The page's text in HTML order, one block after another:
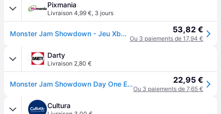
Pixmania
Livraison 4,99 €, 3 jours
Monster Jam Showdown - Jeu Xbox Series X et Xbox One - Day One Edition - Neuf 53,82 €
Ou 3 paiements de 17,94 €
Darty
Livraison 2,80 €
Monster Jam Showdown Day One Edition Xbox 22,95 €
Ou 3 paiements de 7,65 €
Cultura